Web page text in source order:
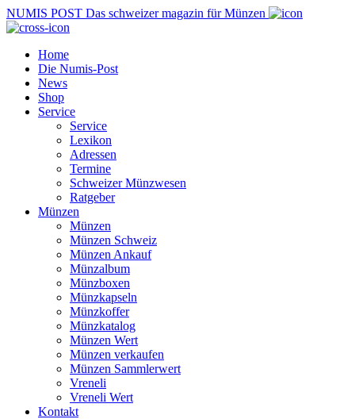
NUMIS POST Das schweizer magazin für Münzen
Home
Die Numis-Post
News
Shop
Service
Service
Lexikon
Adressen
Termine
Schweizer Münzwesen
Ratgeber
Münzen
Münzen
Münzen Schweiz
Münzen Ankauf
Münzalbum
Münzboxen
Münzkapseln
Münzkoffer
Münzkatalog
Münzen Wert
Münzen verkaufen
Münzen Sammlerwert
Vreneli
Vreneli Wert
Kontakt